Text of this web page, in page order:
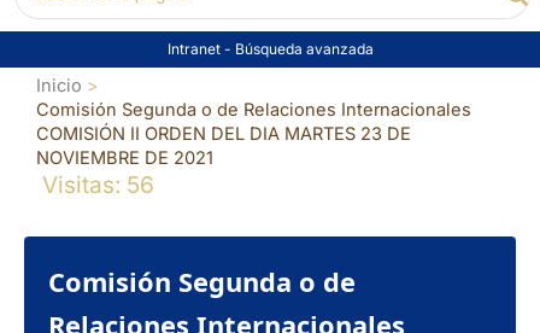
Intranet - Búsqueda avanzada
Inicio
Comisión Segunda o de Relaciones Internacionales
COMISIÓN II ORDEN DEL DIA MARTES 23 DE
NOVIEMBRE DE 2021
Visitas: 56
Comisión Segunda o de
Relaciones Internacionales